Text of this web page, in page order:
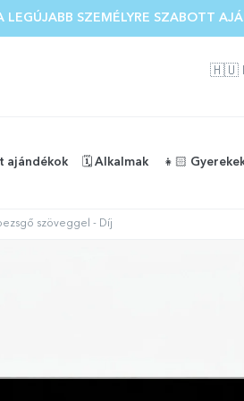
LEGÚJABB SZEMÉLYRE SZABOTT
🇭🇺
ajándékok 🗓️ Alkalmak 👧🏻
szöveggel - Díj